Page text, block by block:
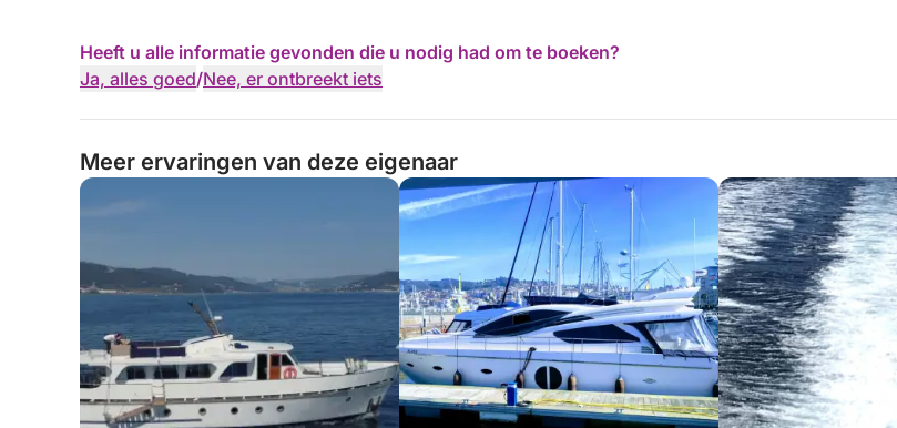
Heeft u alle informatie gevonden die u nodig had om te boeken?
Ja, alles goed/Nee, er ontbreekt iets
Meer ervaringen van deze eigenaar